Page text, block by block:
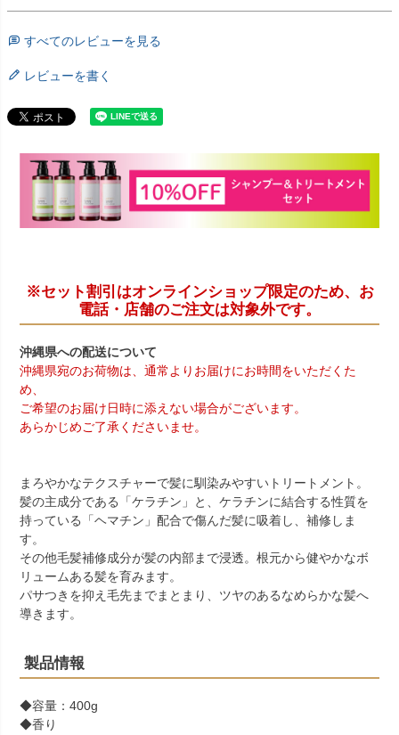
すべてのレビューを見る
レビューを書く
※セット割引はオンラインショップ限定のため、お
電話・店舗のご注文は対象外です。
沖縄県への配送について
沖縄県宛のお荷物は、通常よりお届けにお時間をいただくた
め、
ご希望のお届け日時に添えない場合がございます。
あらかじめご了承くださいませ。
まろやかなテクスチャーで髪に馴染みやすいトリートメント。
髪の主成分である「ケラチン」と、ケラチンに結合する性質を
持っている「ヘマチン」配合で傷んだ髪に吸着し、補修しま
す。
その他毛髪補修成分が髪の内部まで浸透。根元から健やかなボ
リュームある髪を育みます。
パサつきを抑え毛先までまとまり、ツヤのあるなめらかな髪へ
導きます。
製品情報
◆容量：400g
◆香り